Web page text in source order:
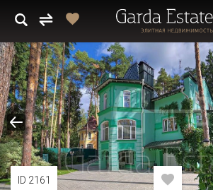
ID 2161